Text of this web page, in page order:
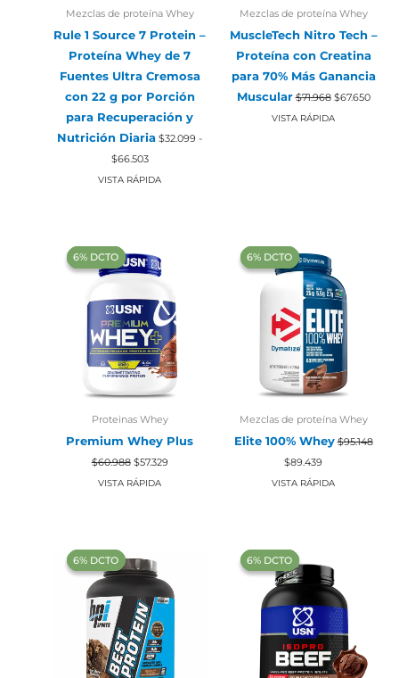
Mezclas de proteína Whey
Rule 1 Source 7 Protein –
Proteína Whey de 7
Fuentes Ultra Cremosa
con 22 g por Porción
para Recuperación y
Nutrición Diaria $32.099 -
$66.503Rango
de
precios:
VISTA RÁPIDA
Mezclas de proteína Whey
MuscleTech Nitro Tech –
Proteína con Creatina
para 70% Más Ganancia
Muscular $71.968 El
precio
original
$67.650El
precio
VISTA RÁPIDA
‍6% DCTO‍‍
‍6% DCTO‍‍
Proteinas Whey
Premium Whey Plus
$60.988 El
precio
original
$57.329
precio
VISTA RÁPIDA
‍6% DCTO‍‍
‍6% DCTO‍‍
Mezclas de proteína Whey
Elite 100% Whey $95.148
El
precio
original
$89.439
actual
VISTA RÁPIDA
‍6% DCTO‍‍
‍6% DCTO‍‍ ‍6% DCTO‍‍
‍6% DCTO‍‍